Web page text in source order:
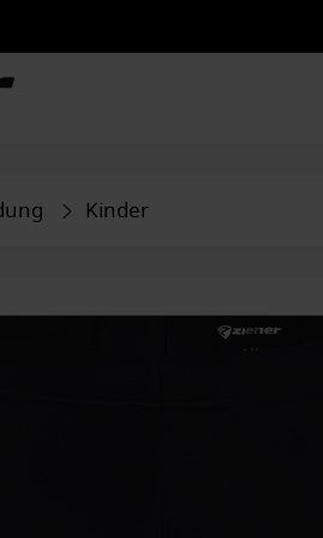
Kinder